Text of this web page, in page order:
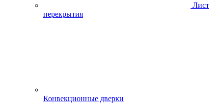
Лист
перекрытия
Конвекционные дверки